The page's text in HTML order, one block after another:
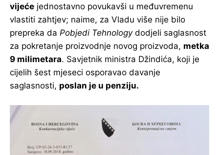
vijeće jednostavno povukavši u međuvremenu
vlastiti zahtjev; naime, za Vladu više nije bilo
prepreka da Pobjedi Tehnologydodjeli saglasnost
za pokretanje proizvodnje novog proizvoda, metka
9 milimetara. Savjetnik ministra Džindića, koji je
cijelih šest mjeseci osporavao davanje
saglasnosti, poslan je u penziju.